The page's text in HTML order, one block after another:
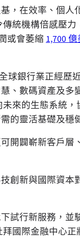
，在效率、個人
統機構倍感壓
或會萎縮 1,700
球銀行業正經歷
、數碼資產及多
來的生態系統
的靈活基礎及穩
開闢嶄新客戶層
創新與國際資本
試行新服務，並
國際金融中心